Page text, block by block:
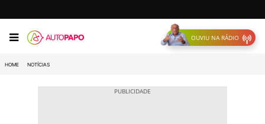
OUVIU NA RÁDIO
HOME NOTÍCIAS